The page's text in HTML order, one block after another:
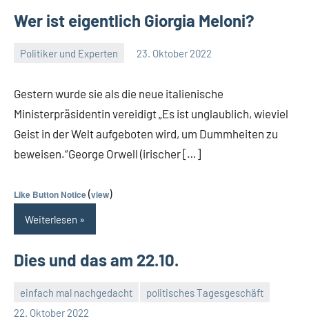
Wer ist eigentlich Giorgia Meloni?
Politiker und Experten 23. Oktober 2022
Gestern wurde sie als die neue italienische
Ministerpräsidentin vereidigt „Es ist unglaublich, wieviel
Geist in der Welt aufgeboten wird, um Dummheiten zu
beweisen.“George Orwell (irischer […]
Like Button Notice(view)
Weiterlesen
Dies und das am 22.10.
einfach mal nachgedacht
politisches Tagesgeschäft
22. Oktober 2022
Guetti
Keine